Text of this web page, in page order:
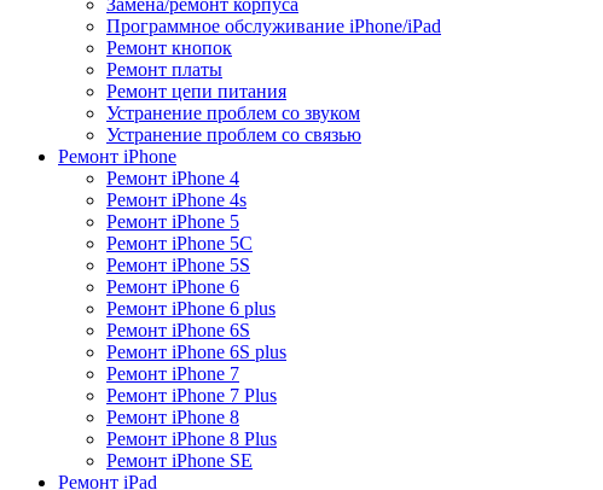
Замена/ремонт корпуса
Программное обслуживание iPhone/iPad
Ремонт кнопок
Ремонт платы
Ремонт цепи питания
Устранение проблем со звуком
Устранение проблем со связью
Ремонт iPhone
Ремонт iPhone 4
Ремонт iPhone 4s
Ремонт iPhone 5
Ремонт iPhone 5C
Ремонт iPhone 5S
Ремонт iPhone 6
Ремонт iPhone 6 plus
Ремонт iPhone 6S
Ремонт iPhone 6S plus
Ремонт iPhone 7
Ремонт iPhone 7 Plus
Ремонт iPhone 8
Ремонт iPhone 8 Plus
Ремонт iPhone SE
Ремонт iPad